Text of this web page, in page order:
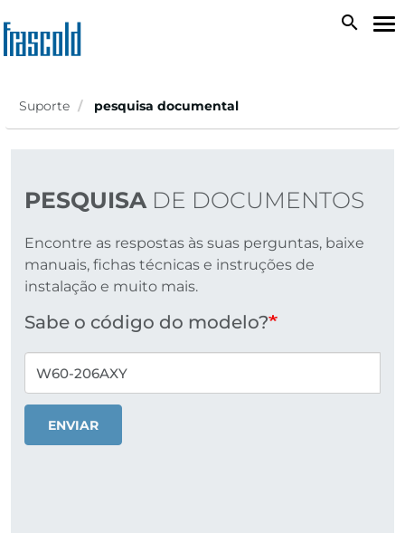
para
o
principal
search
Suporte pesquisa documental
PESQUISADE DOCUMENTOS
Encontre as respostas às suas perguntas, baixe
manuais, fichas técnicas e instruções de
instalação e muito mais.
Sabe o código do modelo?
ENVIAR